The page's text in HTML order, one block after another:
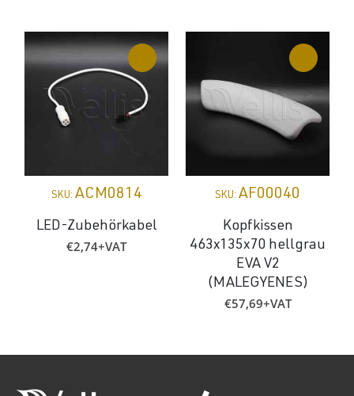
SKU: ACM0814
LED-Zubehörkabel
€2,74+VAT
SKU: AF00040
Kopfkissen
463x135x70 hellgrau
EVA V2
(MALEGYENES)
€57,69+VAT